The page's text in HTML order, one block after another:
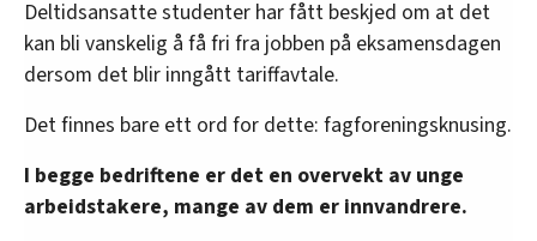
Deltidsansatte studenter har fått beskjed om at det
kan bli vanskelig å få fri fra jobben på eksamensdagen
dersom det blir inngått tariffavtale.
Det finnes bare ett ord for dette: fagforeningsknusing.
I begge bedriftene er det en overvekt av unge
arbeidstakere, mange av dem er innvandrere.